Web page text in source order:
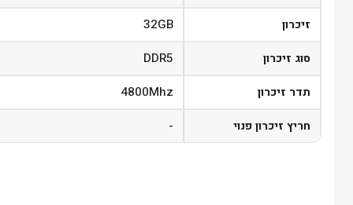
זיכרון 32GB
סוג זיכרון DDR5
תדר זיכרון 4800Mhz
חריץ זיכרון פנוי -